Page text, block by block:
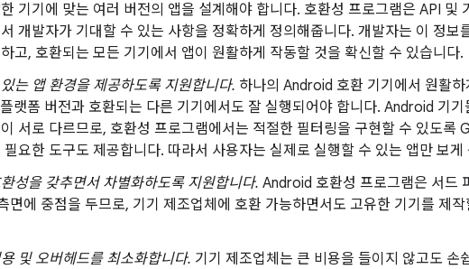
기기에 맞는 여러 버전의 앱을 설계해야 합니다. 호환성 프로그램은 API 및
개발자가 기대할 수 있는 사항을 정확하게 정의해줍니다. 개발자는 이 정보
고, 호환되는 모든 기기에서 앱이 원활하게 작동할 것을 확신할 수 있습니다.
는 앱 환경을 제공하도록 지원합니다. 하나의 Android 호환 기기에서 원활하
랫폼 버전과 호환되는 다른 기기에서도 잘 실행되어야 합니다. Android 기기
서로 다르므로, 호환성 프로그램에서는 적절한 필터링을 구현할 수 있도록
요한 도구도 제공합니다. 따라서 사용자는 실제로 실행할 수 있는 앱만 보게
성을 갖추면서 차별화하도록 지원합니다. Android 호환성 프로그램은 서드
면에 중점을 두므로, 기기 제조업체에 호환 가능하면서도 고유한 기기를 제
및 오버헤드를 최소화합니다. 기기 제조업체는 큰 비용을 들이지 않고도 손